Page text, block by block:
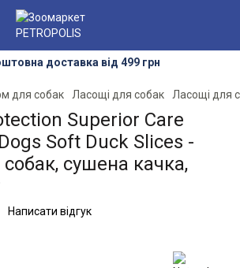
доставка від 499 грн
для собак Ласощі для собак Ласощі для
Superior Care
Soft Duck Slices -
сушена качка,
Написати відгук